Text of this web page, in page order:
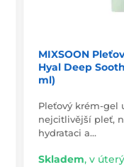
MIXSOON
Hyal Deep
ml)
Pleťový krém-gel
nejcitlivější pleť,
hydrataci a…
Skladem, v úterý